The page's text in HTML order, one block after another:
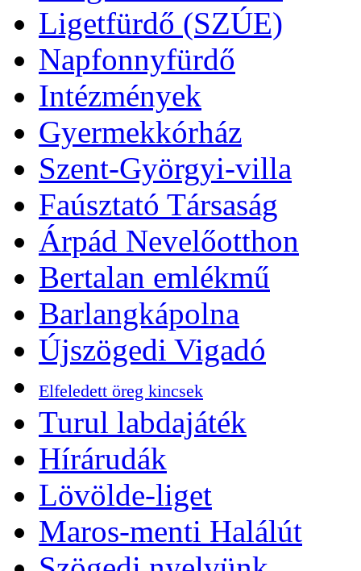
Ligetfürdő (SZÚE)
Napfonnyfürdő
Intézmények
Gyermekkórház
Szent-Györgyi-villa
Faúsztató Társaság
Árpád Nevelőotthon
Bertalan emlékmű
Barlangkápolna
Újszögedi Vigadó
Elfeledett öreg kincsek
Turul labdajáték
Hírárudák
Lövölde-liget
Maros-menti Halálút